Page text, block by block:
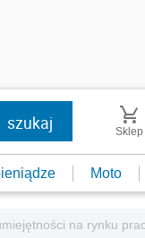
Sklep
Moto
na rynku